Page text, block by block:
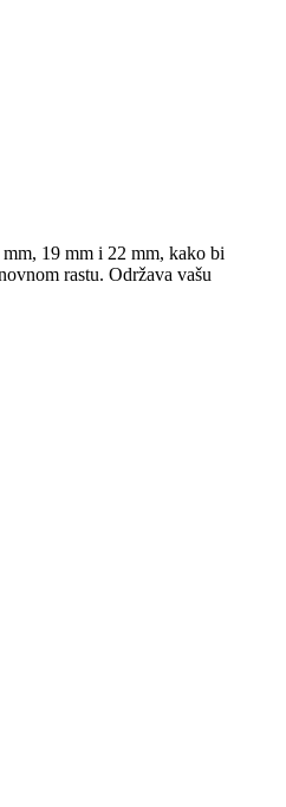
19 mm i 22 mm, kako bi
rastu. Održava vašu